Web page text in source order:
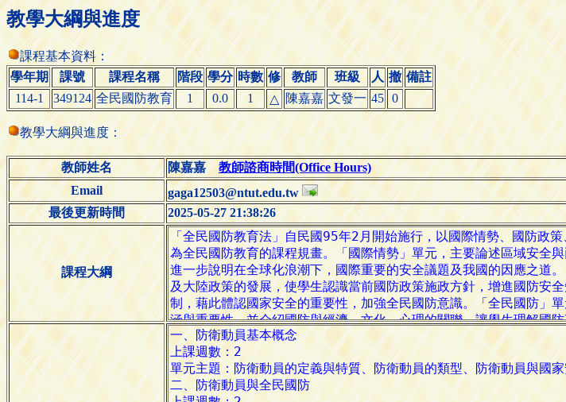
教學大綱與進度
課程基本資料：
學年期
課號 課程名稱 階段 學分 時數 修 教師 班級 人 撤 備註
114-1
349124 全民國防教育 1 0.0 1 △ 陳嘉嘉 文發一 45 0
教學大綱與進度：
教師姓名 陳嘉嘉 教師諮商時間(Office Hours)
Email
gaga12503@ntut.edu.tw
最後更新時間
2025-05-27 21:38:26
課程大綱